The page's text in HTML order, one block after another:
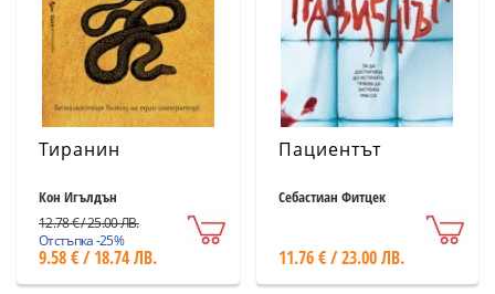
Тиранин
Кон Игълдън
12.78 € / 25.00 ЛВ.
Отстъпка -25%
9.58 € / 18.74 ЛВ.
Пациентът
Себастиан Фитцек
11.76 € / 23.00 ЛВ.